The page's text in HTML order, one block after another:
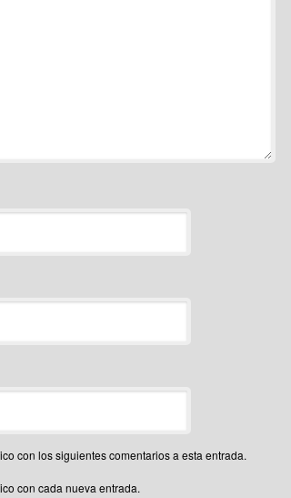
con los siguientes comentarios a esta entrada.
con cada nueva entrada.